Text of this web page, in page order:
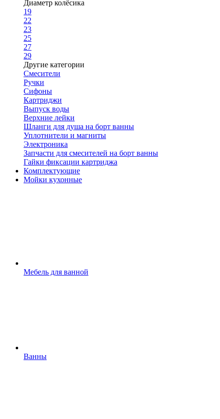
Диаметр колёсика
19
22
23
25
27
29
Другие категории
Смесители
Ручки
Сифоны
Картриджи
Выпуск воды
Верхние лейки
Шланги для душа на борт ванны
Уплотнители и магниты
Электроника
Запчасти для смесителей на борт ванны
Гайки фиксации картриджа
Комплектующие
Мойки кухонные
Мебель для ванной
Ванны